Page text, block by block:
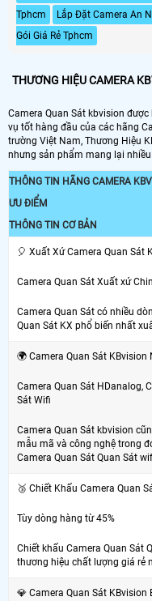
Tphcm
Lắp Đặt Camera An
Gói Giá Rẻ Tphcm
THƯƠNG HIỆU CAMERA
Camera Quan Sát kbvision
vụ tốt hàng đầu của các hãng
trường Việt Nam, Thương Hiệu
nhưng sản phẩm mang lại
THÔNG TIN HÃNG CAMERA
ƯU ĐIỂM
THÔNG TIN CƠ BẢN
️🎈 Xuất Xứ Camera Quan Sát
Camera Quan Sát Xuất xứ
Camera Quan Sát có nhiều
Quan Sát KX phổ biến nhất
🌍 Camera Quan Sát KBvision
Camera Quan Sát HDanalog,
Sát Wifi
Camera Quan Sát kbvision
mẫu mã và công nghệ trong
Camera Quan Sát Quan Sát
🥉 Chiết Khấu Camera Quan
Tùy dòng hàng từ 45%
Chiết khấu Camera Quan Sát
thương hiệu chất lượng giá rẻ
💎 Camera Quan Sát KBvision